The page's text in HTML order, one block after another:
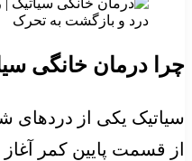
چرا درمان خانگی
سیاتیک یکی از دردهای
از قسمت پایین کمر